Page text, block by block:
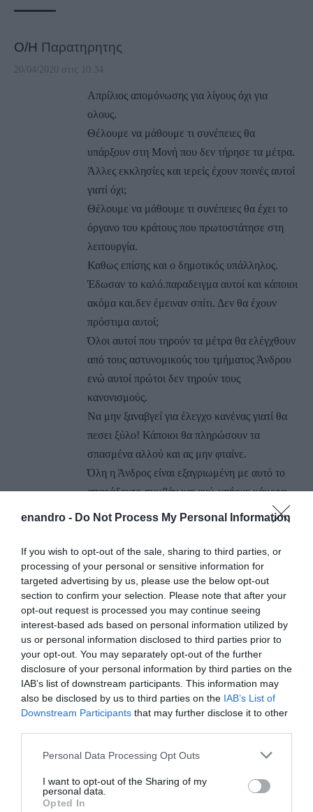
enandro - Do Not Process My Personal Information
If you wish to opt-out of the sale, sharing to third parties, or
processing of your personal or sensitive information for
targeted advertising by us, please use the below opt-out
section to confirm your selection. Please note that after your
opt-out request is processed you may continue seeing
interest-based ads based on personal information utilized by
us or personal information disclosed to third parties prior to
your opt-out. You may separately opt-out of the further
disclosure of your personal information by third parties on the
IAB’s list of downstream participants. This information may
also be disclosed by us to third parties on the IAB’s List of
Downstream Participants that may further disclose it to other
Please note that this website/app uses one or more Google
not limited to your visit or usage behaviour. You may click to
grant or deny consent to Google and its third-party tags to
Personal Data Processing Opt Outs
I want to opt-out of the Sharing of my
personal data.
Opted In
Ο/Η Παρατηρητης
20/04/2020 στις 10:34
Απρίλιος απομόνωσης για λίγους όχι για
ολους.
Θέλουμε να μάθουμε τι συνέπειες θα
υπάρξουν στη Μονή που δεν τήρησε τα μέτρα.
Άλλες εκκλησίες και ιερείς έχουν ποινές αυτοί
γιατί όχι;
Θέλουμε να μάθουμε τι συνέπειες θα έχει το
όργανο του κράτους που πρωτοστάτησε στη
λειτουργία.
Καθως επίσης και ο δημοτικός υπάλληλος.
Έδωσαν το καλό.παραδειγμα αυτοί και κάποιοι
ακόμα και.δεν έμειναν σπίτι. Δεν θα έχουν
πρόστιμα αυτοί;
Όλοι αυτοί που τηρούν τα μέτρα θα ελέγχθουν
από τους αστυνομικούς του τμήματος Άνδρου
ενώ αυτοί πρώτοι δεν τηρούν τους
κανονισμούς.
Να μην ξαναβγεί για έλεγχο κανένας γιατί θα
πεσει ξύλο! Κάποιοι θα πληρώσουν τα
σπασμένα αλλού και ας μην φταίνε.
Όλη η Άνδρος είναι εξαγριωμένη με αυτό το
απαράδεκτο συμβάν και ενώ υπήρχε κάμερα
και αναμετάδοση και άρα εις γνώση τους οτι θα
ΑΠΆΝΤΗΣΗ
Ο/ΗΔημ. Σπύρου
19/04/2020 στις 15:47
Aυτή η φωτό με τη Παναγιά την Αγριδιώτισσα
και τη Γυάρο στο βάθος είναι όλα τα λεφτά.
Χριστός Ανέστη, Χρόνια Πολλά.
ΑΠΆΝΤΗΣΗ
ΑΦΉΣΤΕ ΈΝΑ ΣΧΌΛΙΟ